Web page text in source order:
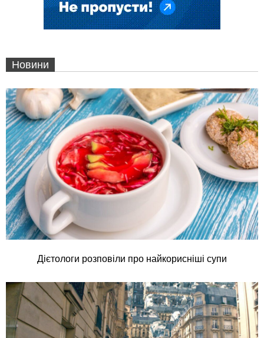
Новини
Дієтологи розповіли про найкорисніші супи